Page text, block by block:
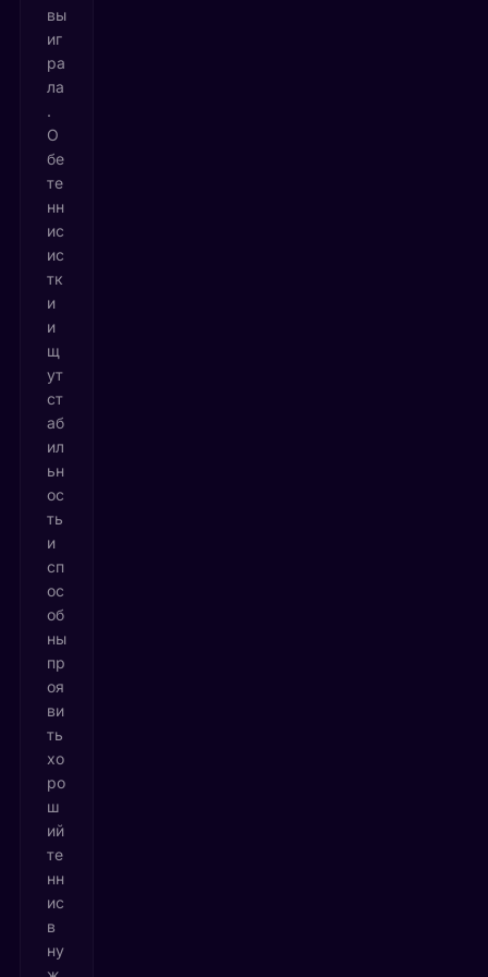
вы
иг
ра
ла
.
О
бе
те
нн
ис
ис
тк
и
и
щ
ут
ст
аб
ил
ьн
ос
ть
и
сп
ос
об
ны
пр
оя
ви
ть
хо
ро
ш
ий
те
нн
ис
в
ну